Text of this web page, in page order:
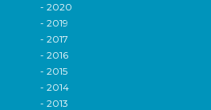
- 2020
- 2019
- 2017
- 2016
- 2015
- 2014
- 2013